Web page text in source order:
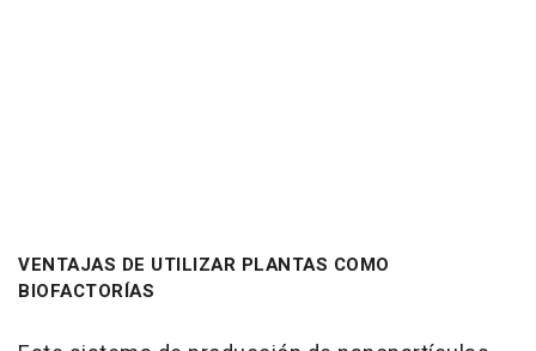
VENTAJAS DE UTILIZAR PLANTAS COMO
BIOFACTORÍAS